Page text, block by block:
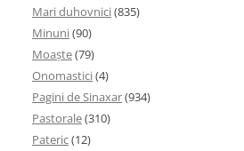
Mari duhovnici(835)
Minuni(90)
Moaşte(79)
Onomastici(4)
Pagini de Sinaxar(934)
Pastorale(310)
Pateric(12)